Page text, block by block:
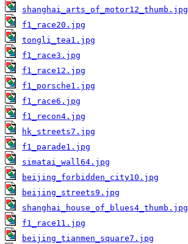
shanghai_arts_of_motor12_thumb.jpg
f1_race20.jpg
tongli_tea1.jpg
f1_race3.jpg
f1_race12.jpg
f1_porsche1.jpg
f1_race6.jpg
f1_recon4.jpg
hk_streets7.jpg
f1_parade1.jpg
simatai_wall64.jpg
beijing_forbidden_city10.jpg
beijing_streets9.jpg
shanghai_house_of_blues4_thumb.jpg
f1_race11.jpg
beijing_tianmen_square7.jpg